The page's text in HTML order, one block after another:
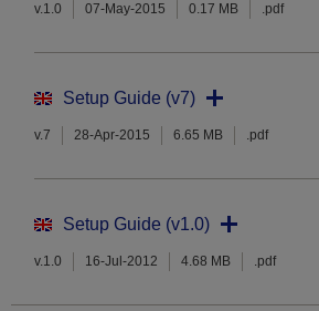
v.1.0 07-May-2015 0.17 MB .pdf
Setup Guide (v7)
v.7 28-Apr-2015 6.65 MB .pdf
Setup Guide (v1.0)
v.1.0 16-Jul-2012 4.68 MB .pdf